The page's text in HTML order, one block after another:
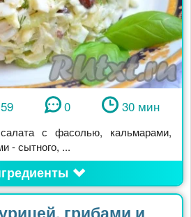
59 0 30 мин
с фасолью, кальмарами,
- сытного, ...